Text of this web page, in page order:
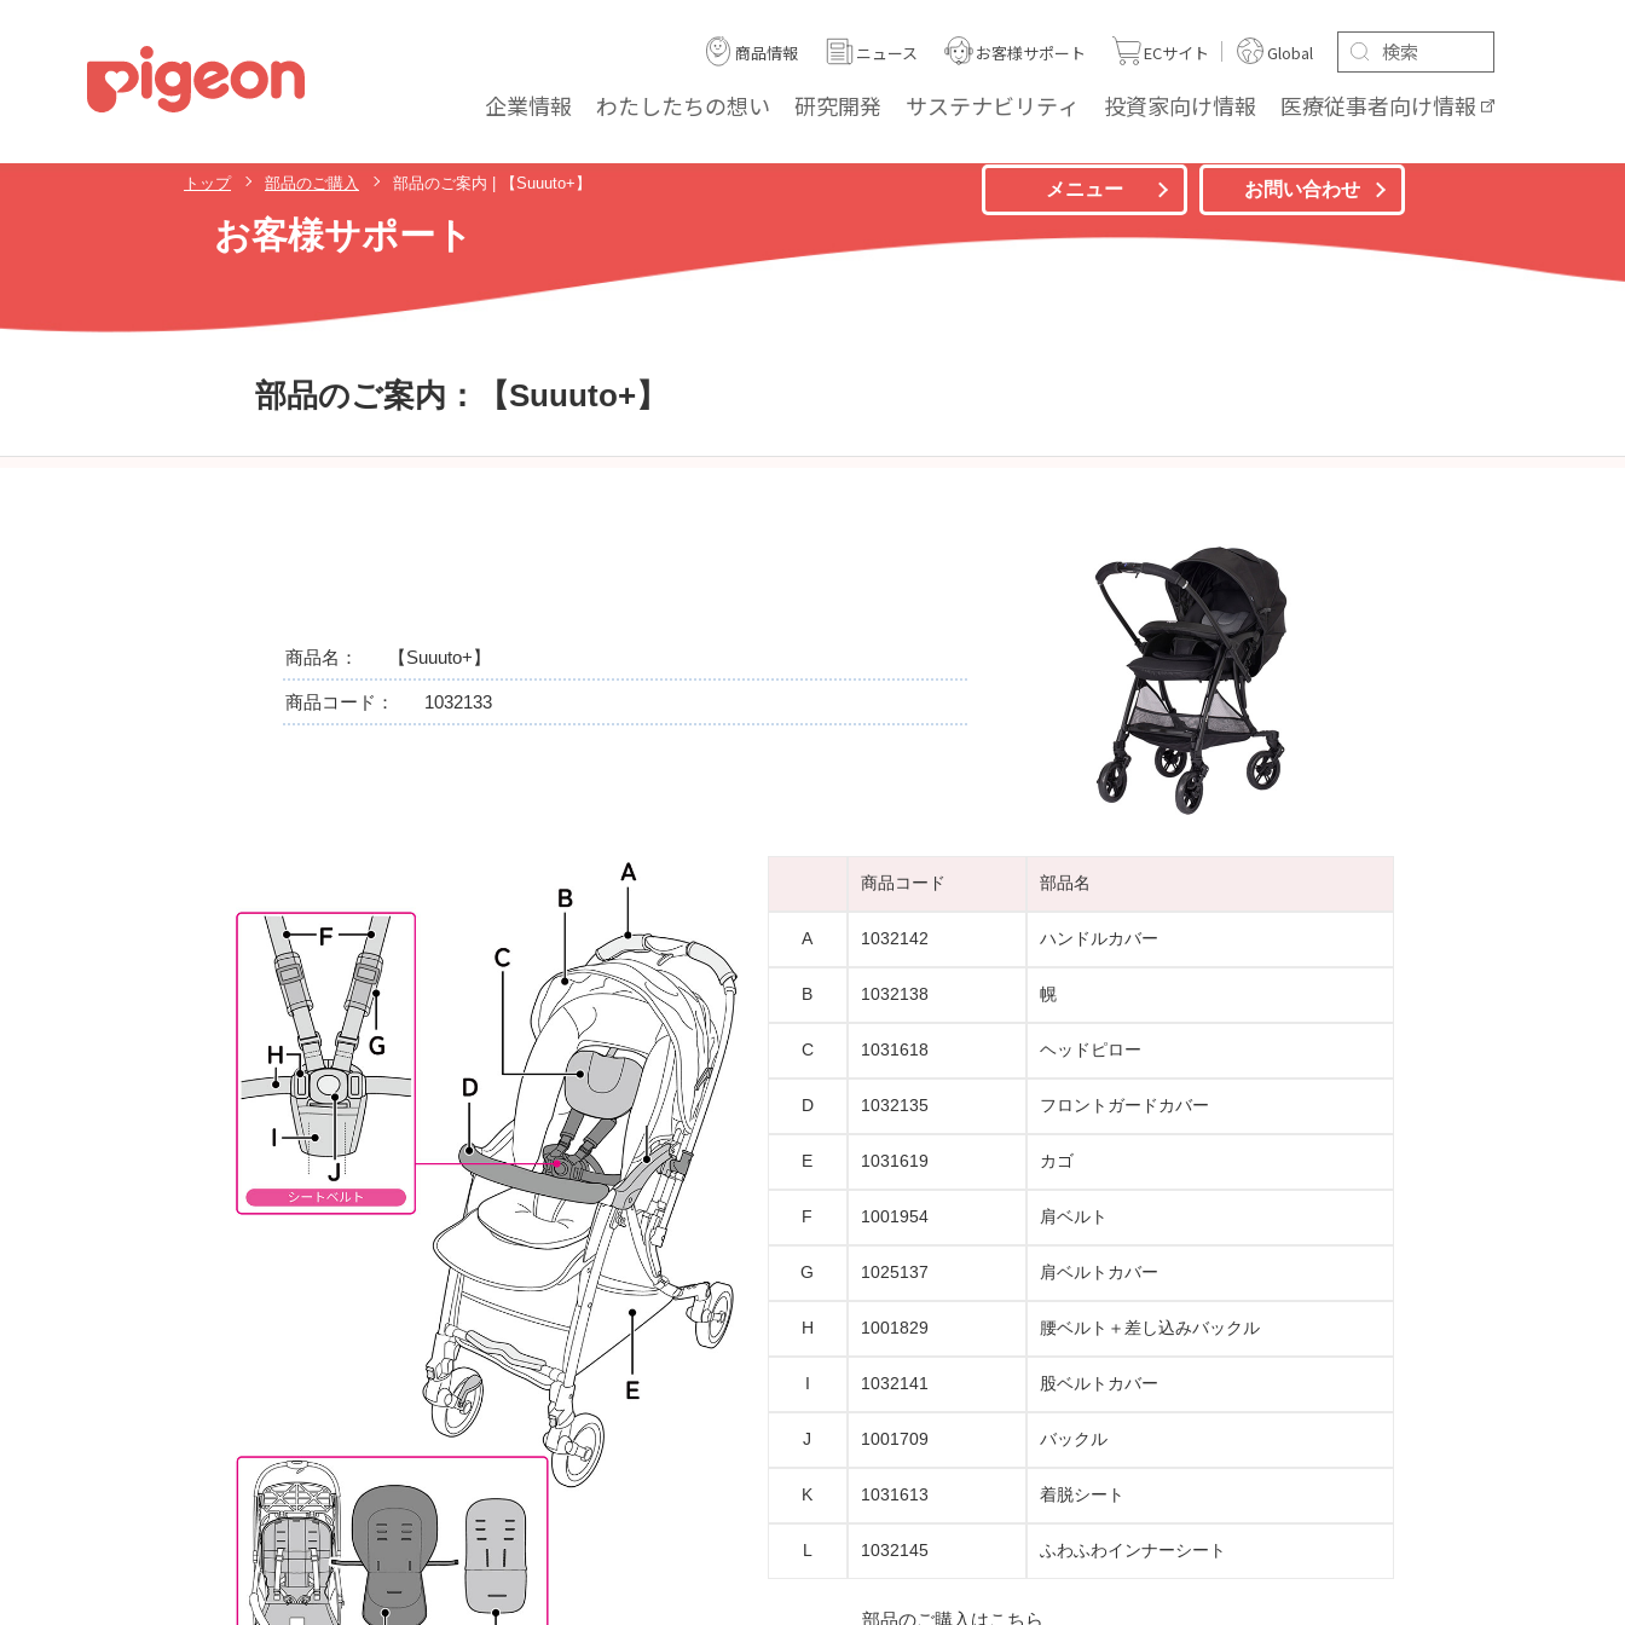
企業情報 わたしたちの想い 研究開発 サステナビリティ 投資家向け情報 医療従事者向け情報
商品情報 ニュース お客様サポート ECサイト Global
トップ 部品のご購入 部品のご案内 | 【Suuuto+】
お客様サポート
メニュー お問い合わせ
部品のご案内： 【Suuuto+】
商品名 【Suuuto+】
商品コード 1032133
商品コード 部品名
A 1032142 ハンドルカバー
B 1032138 幌
C 1031618 ヘッドピロー
D 1032135 フロントガードカバー
E 1031619 カゴ
F 1001954 肩ベルト
G 1025137 肩ベルトカバー
H 1001829 腰ベルト＋差し込みバックル
1032141 股ベルトカバー
J 1001709 バックル
K 1031613 着脱シート
L 1032145 ふわふわインナーシート
部品のご購入はこちら